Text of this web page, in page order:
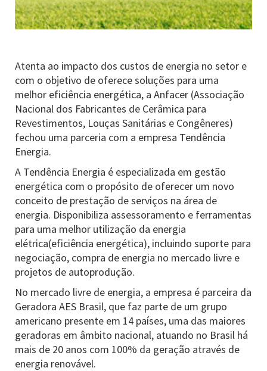
Atenta ao impacto dos custos de energia no setor e
com o objetivo de oferece soluções para uma
melhor eficiência energética, a Anfacer (Associação
Nacional dos Fabricantes de Cerâmica para
Revestimentos, Louças Sanitárias e Congêneres)
fechou uma parceria com a empresa Tendência
Energia.
A Tendência Energia é especializada em gestão
energética com o propósito de oferecer um novo
conceito de prestação de serviços na área de
energia. Disponibiliza assessoramento e ferramentas
para uma melhor utilização da energia
elétrica(eficiência energética), incluindo suporte para
negociação, compra de energia no mercado livre e
projetos de autoprodução.
No mercado livre de energia, a empresa é parceira da
Geradora AES Brasil, que faz parte de um grupo
americano presente em 14 países, uma das maiores
geradoras em âmbito nacional, atuando no Brasil há
mais de 20 anos com 100% da geração através de
energia renovável.